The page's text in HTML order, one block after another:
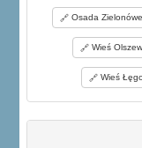
Osada
Wieś
Wieś